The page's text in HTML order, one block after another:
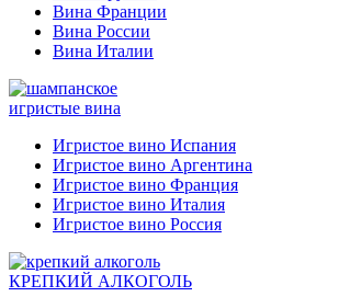
Вина Франции
Вина России
Вина Италии
игристые вина
Игристое вино Испания
Игристое вино Аргентина
Игристое вино Франция
Игристое вино Италия
Игристое вино Россия
КРЕПКИЙ АЛКОГОЛЬ